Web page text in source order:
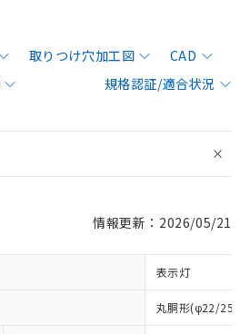
取りつけ穴加工図
CAD
規格認証/適合状況
情報更新：2026/05/21
表示灯
丸胴形(φ22/